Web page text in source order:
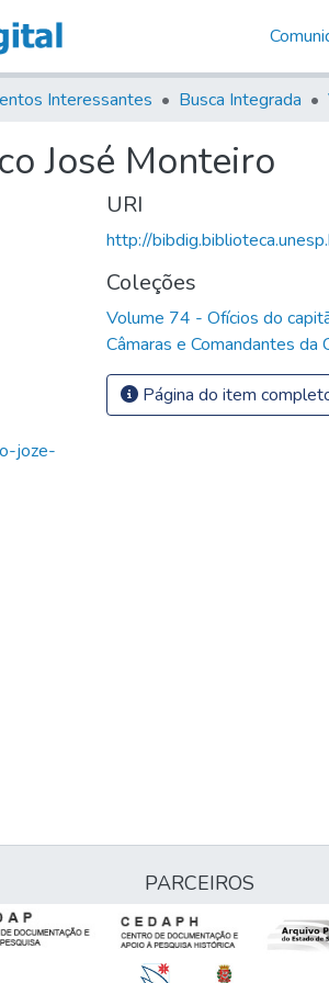
Interessantes Busca Integrada
José Monteiro
joze-
URI
http://
Coleções
Volume 74 - Ofícios do
Câmaras e Comandantes da
Página do item
PARCEIROS